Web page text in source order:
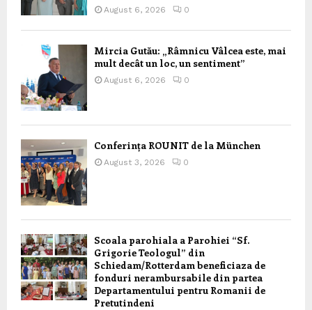
August 6, 2026 0
Mircia Gutău: „Râmnicu Vâlcea este, mai
mult decât un loc, un sentiment”
August 6, 2026 0
Conferința ROUNIT de la München
August 3, 2026 0
Scoala parohiala a Parohiei “Sf.
Grigorie Teologul” din
Schiedam/Rotterdam beneficiaza de
fonduri nerambursabile din partea
Departamentului pentru Romanii de
Pretutindeni